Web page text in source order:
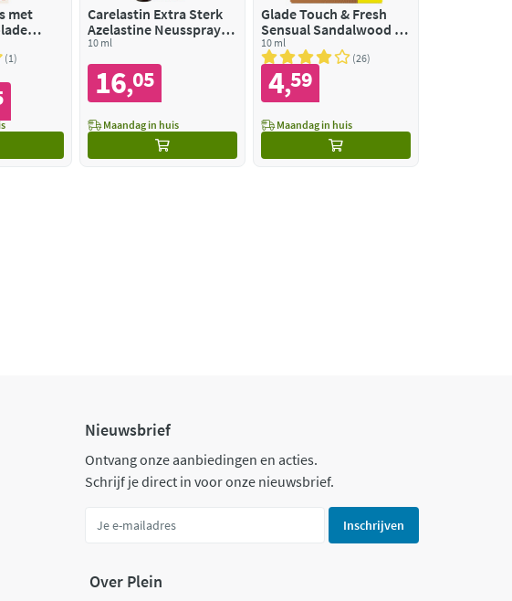
met
1
Carelastin Extra Sterk
Azelastine Neusspray
bij Hooikoorts
10 ml
16,05
Maandag in huis
Glade Touch & Fresh
Sensual Sandalwood &
Jasmine
10 ml
26
4,59
Maandag in huis
Nieuwsbrief
Ontvang onze aanbiedingen en acties.
Schrijf je direct in voor onze nieuwsbrief.
Inschrijven
Over Plein